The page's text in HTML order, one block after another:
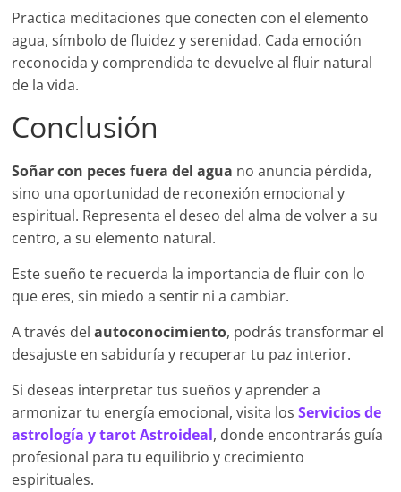
Practica meditaciones que conecten con el elemento
agua, símbolo de fluidez y serenidad. Cada emoción
reconocida y comprendida te devuelve al fluir natural
de la vida.
Conclusión
Soñar con peces fuera del agua no anuncia pérdida,
sino una oportunidad de reconexión emocional y
espiritual. Representa el deseo del alma de volver a su
centro, a su elemento natural.
Este sueño te recuerda la importancia de fluir con lo
que eres, sin miedo a sentir ni a cambiar.
A través delautoconocimiento, podrás transformar el
desajuste en sabiduría y recuperar tu paz interior.
Si deseas interpretar tus sueños y aprender a
armonizar tu energía emocional, visita losServicios de
astrología y tarot Astroideal, donde encontrarás guía
profesional para tu equilibrio y crecimiento
espirituales.